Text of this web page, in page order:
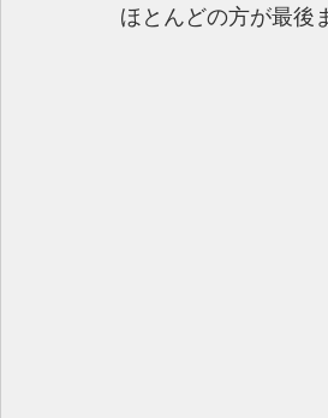
ほとんどの方が最後